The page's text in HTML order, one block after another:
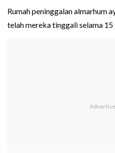
Rumah peninggalan almarhum
telah mereka tinggali selama 15